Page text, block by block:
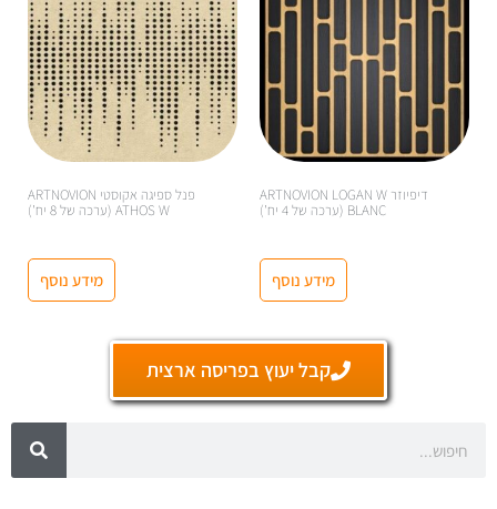
דיפיוזר ARTNOVION LOGAN W
BLANC (ערכה של 4 יח')
מידע נוסף
פנל ספיגה אקוסטי ARTNOVION
ATHOS W (ערכה של 8 יח')
מידע נוסף
קבל יעוץ בפריסה ארצית